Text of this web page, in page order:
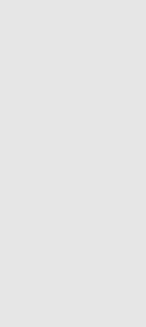
ーム、広告代理店は物品購入